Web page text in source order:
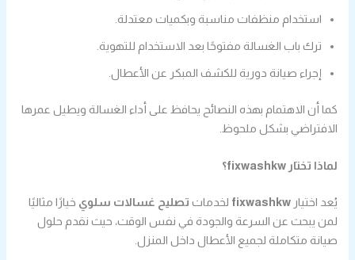
استخدام منظفات مناسبة وبكميات معتدلة.
ترك باب الغسالة مفتوحًا بعد الاستخدام للتهوية.
إجراء صيانة دورية للكشف المبكر عن الأعطال.
كما أن الاهتمام بهذه النصائح يحافظ على أداء الغسالة ويطيل عمرها
الافتراضي بشكل ملحوظ.
لماذا تختار fixwashkw؟
يُعد اختيارfixwashkw لخدمات تصليح غسالات سلوي خيارًا مثاليًا
لمن يبحث عن السرعة والجودة في نفس الوقت، حيث نقدم حلول
صيانة متكاملة لجميع الأعطال داخل المنزل.